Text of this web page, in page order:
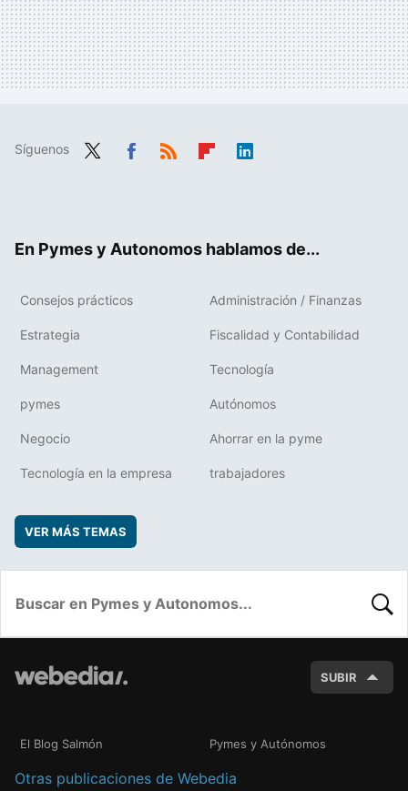
Síguenos
En Pymes y Autonomos hablamos de...
Consejos prácticos Administración / Finanzas
Estrategia Fiscalidad y Contabilidad
Management Tecnología
pymes Autónomos
Negocio Ahorrar en la pyme
Tecnología en la empresa trabajadores
VER MÁS TEMAS
SUBIR
El Blog Salmón Pymes y Autónomos
Otras publicaciones de Webedia